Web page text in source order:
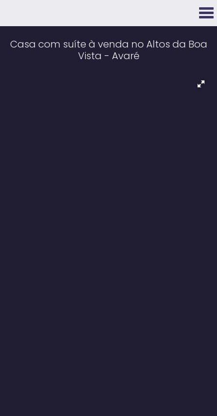
Casa com suíte à venda no Altos da Boa
Vista - Avaré